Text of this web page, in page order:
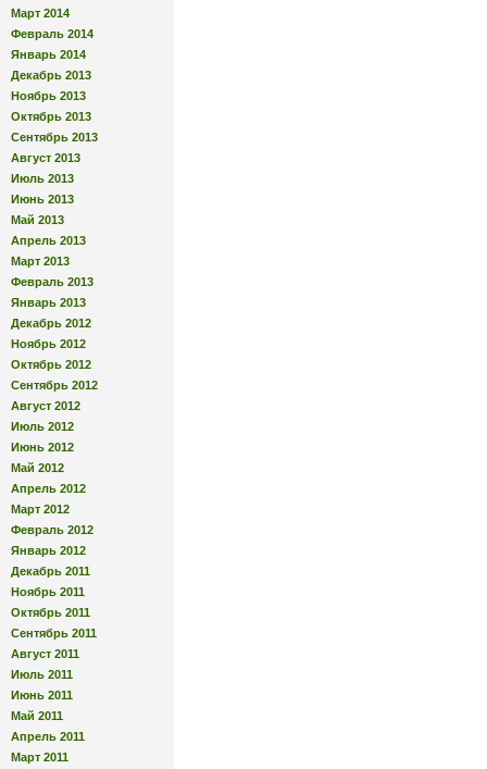
Март 2014
Февраль 2014
Январь 2014
Декабрь 2013
Ноябрь 2013
Октябрь 2013
Сентябрь 2013
Август 2013
Июль 2013
Июнь 2013
Май 2013
Апрель 2013
Март 2013
Февраль 2013
Январь 2013
Декабрь 2012
Ноябрь 2012
Октябрь 2012
Сентябрь 2012
Август 2012
Июль 2012
Июнь 2012
Май 2012
Апрель 2012
Март 2012
Февраль 2012
Январь 2012
Декабрь 2011
Ноябрь 2011
Октябрь 2011
Сентябрь 2011
Август 2011
Июль 2011
Июнь 2011
Май 2011
Апрель 2011
Март 2011